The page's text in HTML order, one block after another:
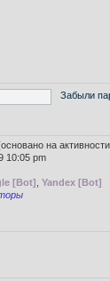
Забыли
на
10:05 pm
[Bot] Yandex [Bot]